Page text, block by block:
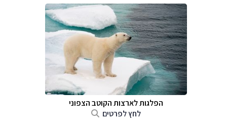
הפלגות לארצות הקוטב הצפוני
לחץ לפרטים